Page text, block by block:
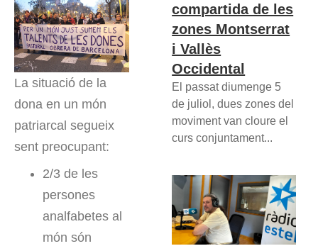
La situació de la
dona en un món
patriarcal segueix
sent preocupant:
2/3 de les
persones
analfabetes al
món són
compartida de les
zones Montserrat
i Vallès
Occidental
El passat diumenge 5
de juliol, dues zones del
moviment van cloure el
curs conjuntament...